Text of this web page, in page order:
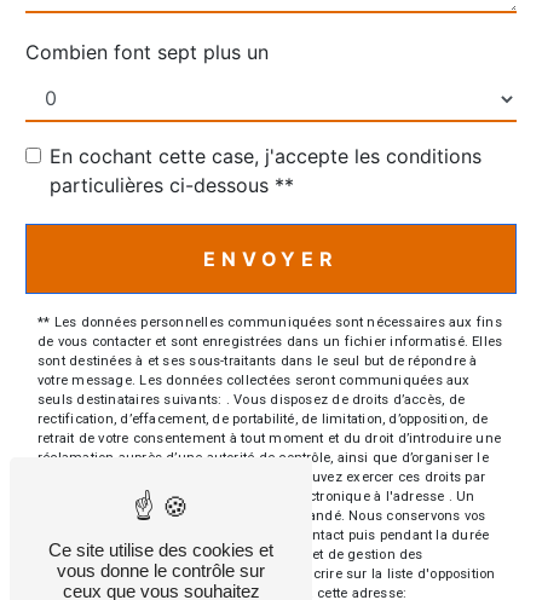
Combien font sept plus un
En cochant cette case, j'accepte les conditions
particulières ci-dessous **
ENVOYER
** Les données personnelles communiquées sont nécessaires aux fins
de vous contacter et sont enregistrées dans un fichier informatisé. Elles
sont destinées à et ses sous-traitants dans le seul but de répondre à
votre message. Les données collectées seront communiquées aux
seuls destinataires suivants: . Vous disposez de droits d’accès, de
rectification, d’effacement, de portabilité, de limitation, d’opposition, de
retrait de votre consentement à tout moment et du droit d’introduire une
réclamation auprès d’une autorité de contrôle, ainsi que d’organiser le
sort de vos données post-mortem. Vous pouvez exercer ces droits par
voie postale à l'adresse ou par courrier électronique à l'adresse . Un
justificatif d'identité pourra vous être demandé. Nous conservons vos
données pendant la période de prise de contact puis pendant la durée
de prescription légale aux fins probatoires et de gestion des
contentieux. Vous avez le droit de vous inscrire sur la liste d'opposition
au démarchage téléphonique, disponible à cette adresse:
Ce site utilise des cookies et
vous donne le contrôle sur
ceux que vous souhaitez